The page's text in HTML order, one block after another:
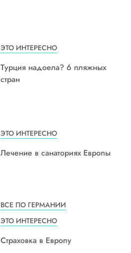
ЭТО ИНТЕРЕСНО
Турция надоела? 6 пляжных
стран
ЭТО ИНТЕРЕСНО
Лечение в санаториях Европы
ВСЕ ПО ГЕРМАНИИ
ЭТО ИНТЕРЕСНО
Страховка в Европу